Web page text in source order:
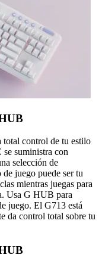
control de tu estilo
suministra con
selección de
juego puede ser tu
mientras juegas para
Usa G HUB para
juego. El G713 está
da control total sobre tu